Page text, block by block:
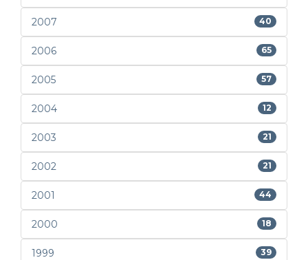
2007 40
2006 65
2005 57
2004 12
2003 21
2002 21
2001 44
2000 18
1999 39